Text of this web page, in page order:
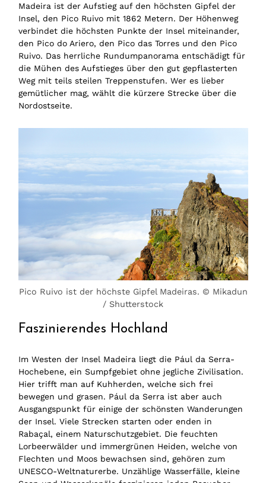
Madeira ist der Aufstieg auf den höchsten Gipfel der
Insel, den Pico Ruivo mit 1862 Metern. Der Höhenweg
verbindet die höchsten Punkte der Insel miteinander,
den Pico do Ariero, den Pico das Torres und den Pico
Ruivo. Das herrliche Rundumpanorama entschädigt für
die Mühen des Aufstieges über den gut gepflasterten
Weg mit teils steilen Treppenstufen. Wer es lieber
gemütlicher mag, wählt die kürzere Strecke über die
Nordostseite.
Pico Ruivo ist der höchste Gipfel Madeiras. © Mikadun
/ Shutterstock
Faszinierendes Hochland
Im Westen der Insel Madeira liegt die Pául da Serra-
Hochebene, ein Sumpfgebiet ohne jegliche Zivilisation.
Hier trifft man auf Kuhherden, welche sich frei
bewegen und grasen. Pául da Serra ist aber auch
Ausgangspunkt für einige der schönsten Wanderungen
der Insel. Viele Strecken starten oder enden in
Rabaçal, einem Naturschutzgebiet. Die feuchten
Lorbeerwälder und immergrünen Heiden, welche von
Flechten und Moos bewachsen sind, gehören zum
UNESCO-Weltnaturerbe. Unzählige Wasserfälle, kleine